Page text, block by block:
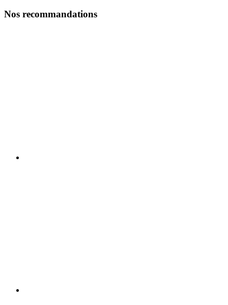
Nos recommandations